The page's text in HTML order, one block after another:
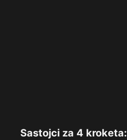
Sastojci za 4 kroketa: